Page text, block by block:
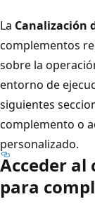
La Canalización
complementos
sobre la
entorno de
siguientes
complemento o
personalizado.
Acceder al
para